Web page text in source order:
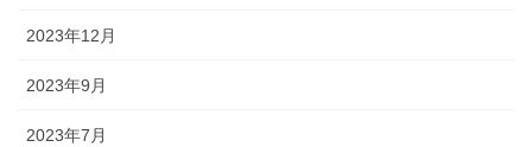
2023年12月
2023年9月
2023年7月